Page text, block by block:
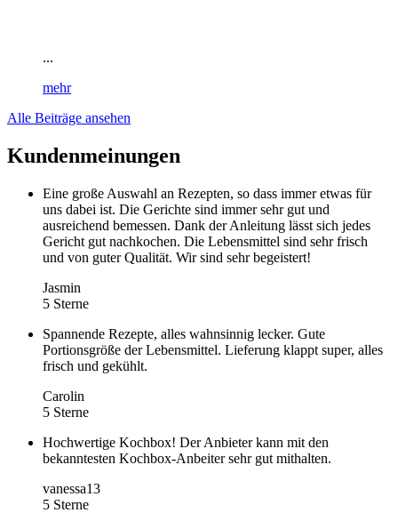
...
mehr
Alle Beiträge ansehen
Kundenmeinungen
Eine große Auswahl an Rezepten, so dass immer etwas für
uns dabei ist. Die Gerichte sind immer sehr gut und
ausreichend bemessen. Dank der Anleitung lässt sich jedes
Gericht gut nachkochen. Die Lebensmittel sind sehr frisch
und von guter Qualität. Wir sind sehr begeistert!
Jasmin
5 Sterne
Spannende Rezepte, alles wahnsinnig lecker. Gute
Portionsgröße der Lebensmittel. Lieferung klappt super, alles
frisch und gekühlt.
Carolin
5 Sterne
Hochwertige Kochbox! Der Anbieter kann mit den
bekanntesten Kochbox-Anbeiter sehr gut mithalten.
vanessa13
5 Sterne